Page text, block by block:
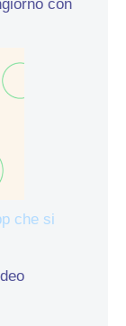
con
che si